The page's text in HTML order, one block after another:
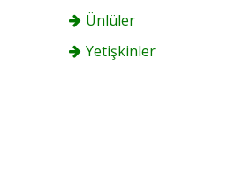
Ünlüler
Yetişkinler